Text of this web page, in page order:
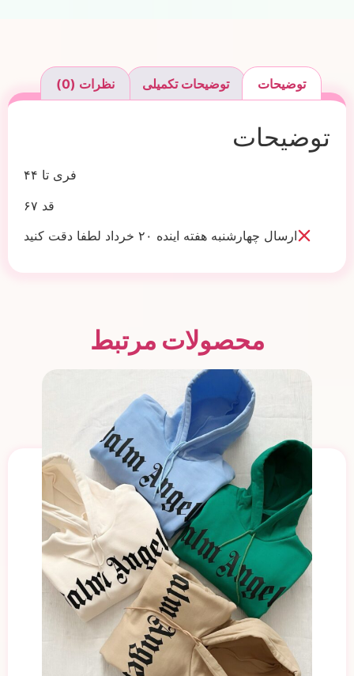
توضیحات توضیحات تکمیلی نظرات (0)
توضیحات
فری تا ۴۴
قد ۶۷
ارسال چهارشنبه هفته اینده ۲۰ خرداد لطفا دقت کنید
محصولات مرتبط